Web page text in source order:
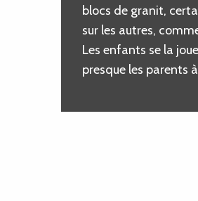
blocs de granit,
sur les autres,
Les enfants se la
presque les parents